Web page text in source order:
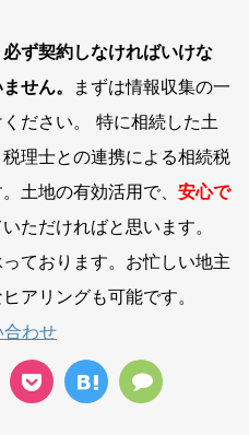
ず契約しなければいけな
せん。
まずは情報収集の一
ださい。 特に相続した土
理士との連携による相続税
土地の有効活用で、 安心で
ただければと思います。
ております。お忙しい地主
アリングも可能です。
合わせ